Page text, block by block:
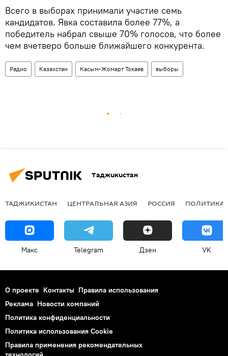
Всего в выборах принимали участие семь
кандидатов. Явка составила более 77%, а
победитель набрал свыше 70% голосов, что более
чем вчетверо больше ближайшего конкурента.
Радио Казахстан Касым-Жомарт Токаев выборы
Таджикистан
ТАДЖИКИСТАН ЦЕНТРАЛЬНАЯ АЗИЯ РОССИЯ ПОЛИТИКА
Макс Telegram Дзен VK
О проекте Контакты Правила использования
Реклама Новости компаний
Политика конфиденциальности
Политика использования Cookie
Правила применения рекомендательных